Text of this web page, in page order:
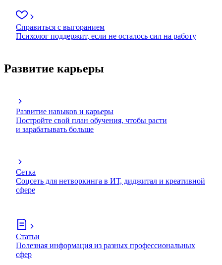
Справиться с выгоранием
Психолог поддержит, если не осталось сил на работу
Развитие карьеры
Развитие навыков и карьеры
Постройте свой план обучения, чтобы расти
и зарабатывать больше
Сетка
Соцсеть для нетворкинга в ИТ, диджитал и креативной
сфере
Статьи
Полезная информация из разных профессиональных
сфер